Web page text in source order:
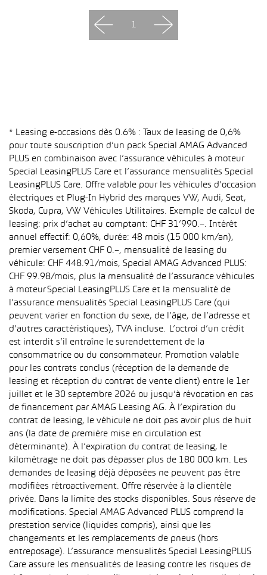
1
* Leasing e-occasions dès 0.6% : Taux de leasing de 0,6%
pour toute souscription d’un pack Special AMAG Advanced
PLUS en combinaison avec l’assurance véhicules à moteur
Special LeasingPLUS Care et l’assurance mensualités Special
LeasingPLUS Care. Offre valable pour les véhicules d’occasion
électriques et Plug-In Hybrid des marques VW, Audi, Seat,
Skoda, Cupra, VW Véhicules Utilitaires. Exemple de calcul de
leasing: prix d’achat au comptant: CHF 31’990.–. Intérêt
annuel effectif: 0,60%, durée: 48 mois (15 000 km/an),
premier versement CHF 0.–, mensualité de leasing du
véhicule: CHF 448.91/mois, Special AMAG Advanced PLUS:
CHF 99.98/mois, plus la mensualité de l’assurance véhicules
à moteur Special LeasingPLUS Care et la mensualité de
l’assurance mensualités Special LeasingPLUS Care (qui
peuvent varier en fonction du sexe, de l’âge, de l’adresse et
d’autres caractéristiques), TVA incluse. L’octroi d’un crédit
est interdit s’il entraîne le surendettement de la
consommatrice ou du consommateur. Promotion valable
pour les contrats conclus (réception de la demande de
leasing et réception du contrat de vente client) entre le 1er
juillet et le 30 septembre 2026 ou jusqu’à révocation en cas
de financement par AMAG Leasing AG. À l’expiration du
contrat de leasing, le véhicule ne doit pas avoir plus de huit
ans (la date de première mise en circulation est
déterminante). À l’expiration du contrat de leasing, le
kilométrage ne doit pas dépasser plus de 180 000 km. Les
demandes de leasing déjà déposées ne peuvent pas être
modifiées rétroactivement. Offre réservée à la clientèle
privée. Dans la limite des stocks disponibles. Sous réserve de
modifications. Special AMAG Advanced PLUS comprend la
prestation service (liquides compris), ainsi que les
changements et les remplacements de pneus (hors
entreposage). L’assurance mensualités Special LeasingPLUS
Care assure les mensualités de leasing contre les risques de